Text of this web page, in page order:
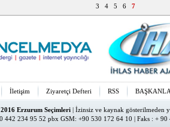
3 4 5 6 7
İletişim Ziyaretçi Defteri RSS
Erzurum Seçimleri | İzinsiz ve kaynak gösterilmeden
442 234 95 52 pbx GSM: +90 530 172 64 10 | Faks : +